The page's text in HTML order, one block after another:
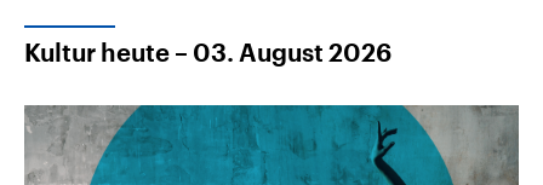
Kultur heute – 03. August 2026